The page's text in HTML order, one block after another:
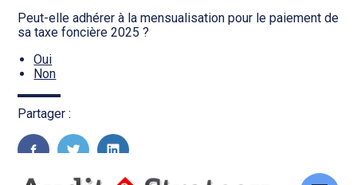
Procédures collectives
Transition numérique
Gérer vos ressources
Peut-elle adhérer à la mensualisation pour le paiement de
sa taxe foncière 2025 ?
Oui
Non
Partager :